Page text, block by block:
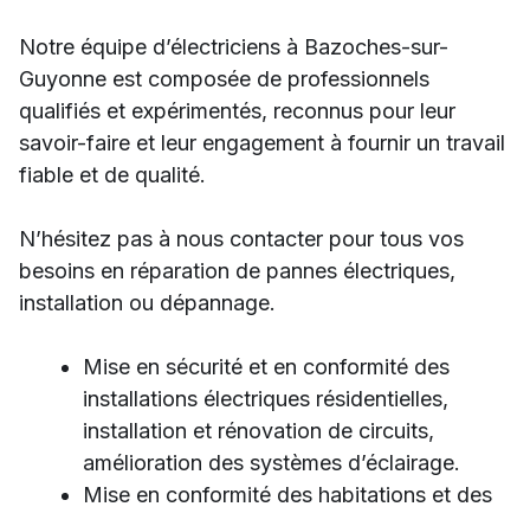
Notre équipe d’électriciens à Bazoches-sur-
Guyonne est composée de professionnels
qualifiés et expérimentés, reconnus pour leur
savoir-faire et leur engagement à fournir un travail
fiable et de qualité.
N’hésitez pas à nous contacter pour tous vos
besoins en réparation de pannes électriques,
installation ou dépannage.
Mise en sécurité et en conformité des
installations électriques résidentielles,
installation et rénovation de circuits,
amélioration des systèmes d’éclairage.
Mise en conformité des habitations et des